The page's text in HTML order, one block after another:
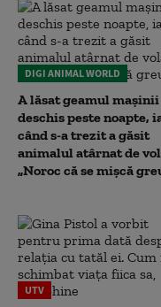
DIGI ANIMAL WORLD
A lăsat geamul mașinii
deschis peste noapte,
când s-a trezit a găsit
animalul atârnat de
„Noroc că se mișcă
UTV